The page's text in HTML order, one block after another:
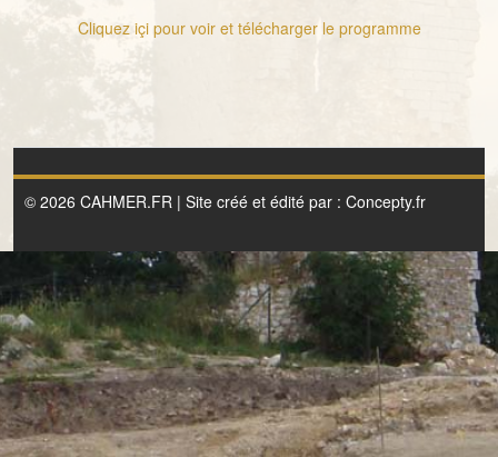
Cliquez içi pour voir et télécharger le programme
© 2026 CAHMER.FR | Site créé et édité par : Concepty.fr